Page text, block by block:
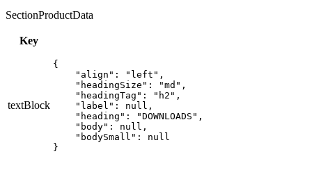
SectionProductData
Key
textBlock
{
    "align": "left",
    "headingSize": "md",
    "headingTag": "h2",
    "label": null,
    "heading": "DOWNLOADS",
    "body": null,
    "bodySmall": null
}